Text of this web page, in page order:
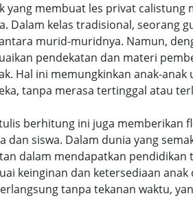
yang membuat les privat
Dalam kelas tradisional, seorang
murid-muridnya. Namun,
pendekatan dan materi
Hal ini memungkinkan anak-
tanpa merasa tertinggal atau
berhitung ini juga memberikan
dan siswa. Dalam dunia yang
dalam mendapatkan pendidikan
keinginan dan ketersediaan
tanpa tekanan waktu,